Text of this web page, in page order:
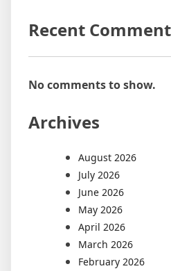
Recent
No comments to show.
Archives
August 2026
July 2026
June 2026
May 2026
April 2026
March 2026
February 2026